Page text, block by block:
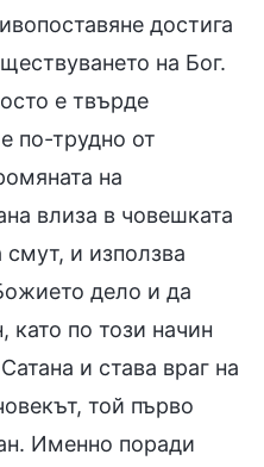
достига
на Бог.
е твърде
по-трудно от
на
влиза в човешката
смут, и използва
дело и да
като по този начин
и става враг на
той първо
Именно поради